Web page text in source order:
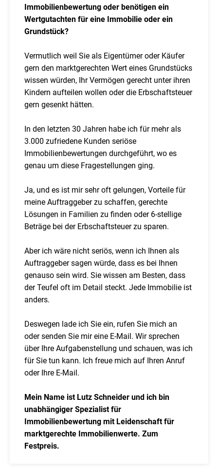
Immobilienbewertung oder benötigen ein
Wertgutachten für eine Immobilie oder ein
Grundstück?
Vermutlich weil Sie als Eigentümer oder Käufer
gern den marktgerechten Wert eines Grundstücks
wissen würden, Ihr Vermögen gerecht unter ihren
Kindern aufteilen wollen oder die Erbschaftsteuer
gern gesenkt hätten.
In den letzten 30 Jahren habe ich für mehr als
3.000 zufriedene Kunden seriöse
Immobilienbewertungen durchgeführt, wo es
genau um diese Fragestellungen ging.
Ja, und es ist mir sehr oft gelungen, Vorteile für
meine Auftraggeber zu schaffen, gerechte
Lösungen in Familien zu finden oder 6-stellige
Beträge bei der Erbschaftsteuer zu sparen.
Aber ich wäre nicht seriös, wenn ich Ihnen als
Auftraggeber sagen würde, dass es bei Ihnen
genauso sein wird. Sie wissen am Besten, dass
der Teufel oft im Detail steckt. Jede Immobilie ist
anders.
Deswegen lade ich Sie ein, rufen Sie mich an
oder senden Sie mir eine E-Mail. Wir sprechen
über Ihre Aufgabenstellung und schauen, was ich
für Sie tun kann. Ich freue mich auf Ihren Anruf
oder Ihre E-Mail.
Mein Name ist Lutz Schneider und ich bin
unabhängiger Spezialist für
Immobilienbewertung mit Leidenschaft für
marktgerechte Immobilienwerte. Zum
Festpreis.